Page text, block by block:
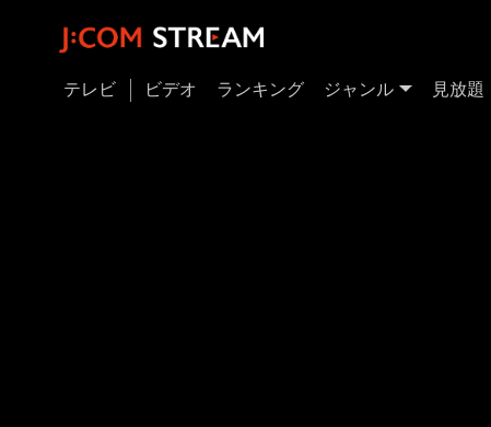
テレビ ビデオ ランキング ジャンル 見放題